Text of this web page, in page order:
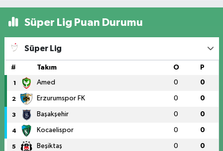
Süper Lig Puan Durumu
Süper Lig
# Takım O P
1 Amed 0 0
2 Erzurumspor FK 0 0
3 Başakşehir 0 0
4 Kocaelispor 0 0
5 Beşiktaş 0 0